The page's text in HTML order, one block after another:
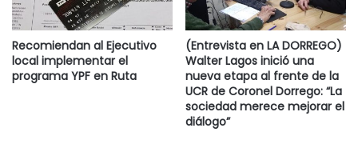
Recomiendan al Ejecutivo
local implementar el
programa YPF en Ruta
(Entrevista en LA DORREGO)
Walter Lagos inició una
nueva etapa al frente de la
UCR de Coronel Dorrego: “La
sociedad merece mejorar el
diálogo”